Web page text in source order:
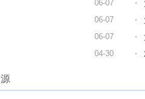
06-07
·
06-07
·
06-07
·
04-30
·